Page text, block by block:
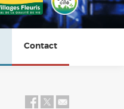
Contact